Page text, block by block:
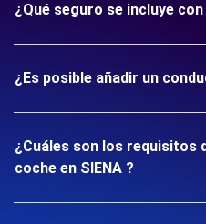
¿Qué seguro se incluye
¿Es posible añadir un
¿Cuáles son los requisitos
coche en SIENA ?